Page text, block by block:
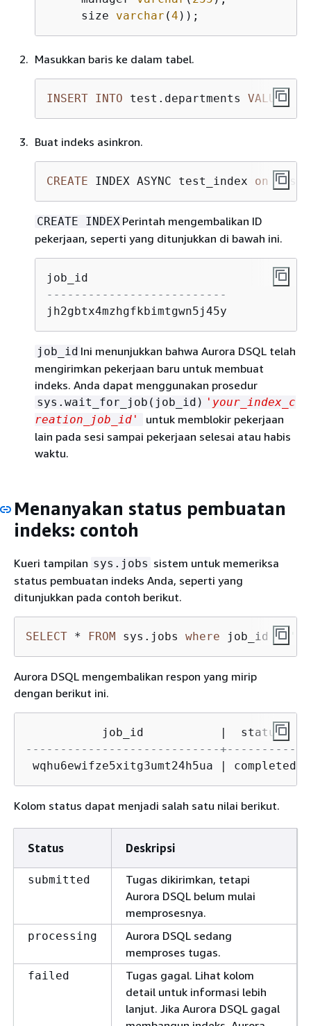
     size
varchar (4 ));
Masukkan baris ke dalam tabel.
INSERT INTO test.departments VALUES
Buat indeks asinkron.
CREATE INDEX ASYNC test_index on
CREATE INDEX Perintah mengembalikan ID
pekerjaan, seperti yang ditunjukkan di bawah ini.
--------------------------
jh2gbtx4mzhgfkbimtgwn5j45y
job_id Ini menunjukkan bahwa Aurora DSQL telah
mengirimkan pekerjaan baru untuk membuat
indeks. Anda dapat menggunakan prosedur
sys.wait_for_job(job_id) 'your_index_c
reation_job_id'
untuk memblokir pekerjaan
lain pada sesi sampai pekerjaan selesai atau habis
waktu.
Menanyakan status pembuatan
indeks: contoh
Kueri tampilan sys.jobs sistem untuk memeriksa
status pembuatan indeks Anda, seperti yang
ditunjukkan pada contoh berikut.
SELECT * FROM sys.jobs where job_id =
Aurora DSQL mengembalikan respon yang mirip
dengan berikut ini.
           job_id
|
  status
----------------------------+-----------
wqhu6ewifze5xitg3umt24h5ua
| completed
Kolom status dapat menjadi salah satu nilai berikut.
Status Deskripsi
submitted
Tugas dikirimkan, tetapi
Aurora DSQL belum mulai
memprosesnya.
processing
Aurora DSQL sedang
memproses tugas.
failed
Tugas gagal. Lihat kolom
detail untuk informasi lebih
lanjut. Jika Aurora DSQL gagal